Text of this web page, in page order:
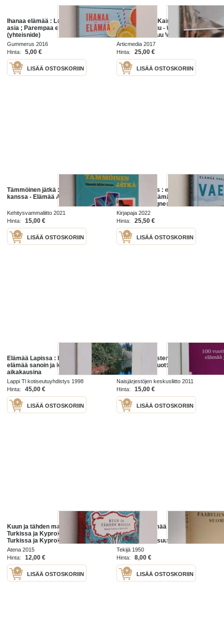
Ihanaa elämää : Lempi ei ole leikin
asia ; Parempaa elämää
(yhteisnide)
Gummerus 2016
Hinta:
5,00 €
LISÄÄ OSTOSKORIIN
Villiä elämää : Kainuu = Wild life :
Kainuu - Kainuu - Wild life : Kainuu
- Wild life Kainuu Villiä elämää
Articmedia 2017
Hinta:
25,00 €
LISÄÄ OSTOSKORIIN
Tämmöinen jätkä : elämää AGUn
kanssa - Elämää AGUn kanssa
Kehitysvammaliitto 2021
Hinta:
15,00 €
LISÄÄ OSTOSKORIIN
Vuoden vaellus : elämää Pohjolan
erämaissa - Elämää Pohjolan
erämaissa (signeerattu, tekijän
omiste)
Kirjapaja 2022
Hinta:
25,50 €
LISÄÄ OSTOSKORIIN
Elämää Lapissa : lappilaisten
elämää sanoin ja kuvin eri
aikakausina
Lappi Tl kotiseutuyhdistys 1998
Hinta:
45,00 €
LISÄÄ OSTOSKORIIN
100 vuotta naisten elämää ja
tekoja - Sata vuotta naisten elämää
ja tekoja
Naisjärjestöjen keskusliitto 2011
Hinta:
15,00 €
LISÄÄ OSTOSKORIIN
Kuun ja tähden mailla : elämää
Turkissa ja Kyproksella - Elämää
Turkissa ja Kyproksella
Atena 2015
Hinta:
12,00 €
LISÄÄ OSTOSKORIIN
Faabelien elämää Suomessa 1 :
Johdanto ja
profaanikirjallisuutemme faabelien
elämää Ruotsi-Suomen aikana
Tekijä 1950
Hinta:
8,00 €
LISÄÄ OSTOSKORIIN